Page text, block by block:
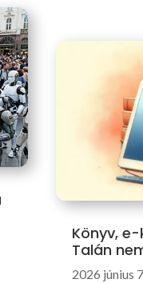
Könyv,
Talán
2026 június